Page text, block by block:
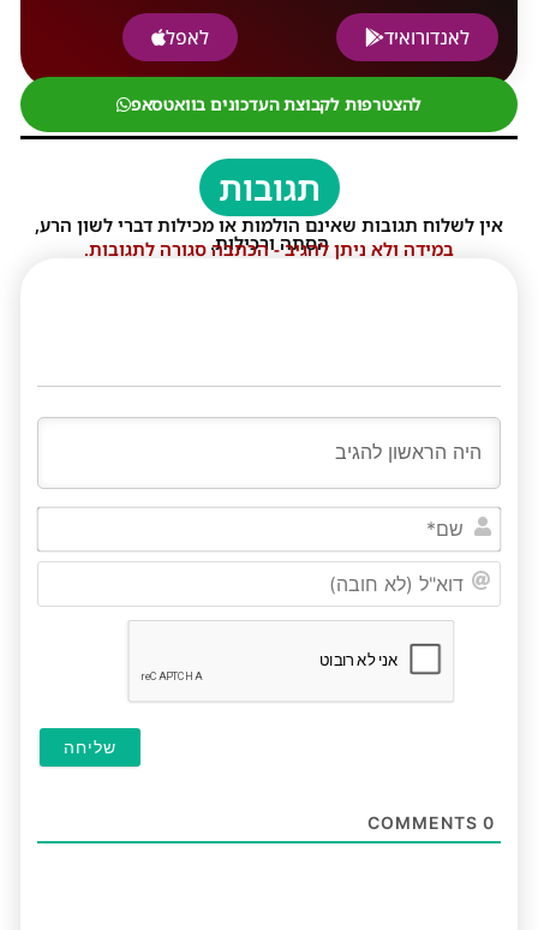
לאנדורואיד
לאפל
להצטרפות לקבוצת העדכונים בוואטסאפ
תגובות
אין לשלוח תגובות שאינם הולמות או מכילות דברי לשון הרע,
הסתה ורכילות.
במידה ולא ניתן להגיב - הכתבה סגורה לתגובות.
שם*
0